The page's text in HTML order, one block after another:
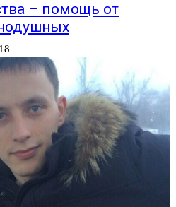
– помощь от